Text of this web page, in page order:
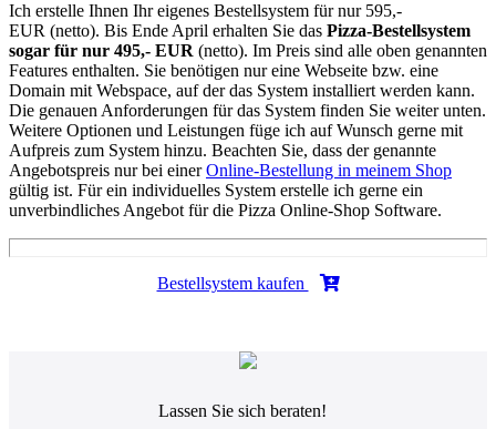
Ich erstelle Ihnen Ihr eigenes Bestellsystem für nur 595,-
EUR (netto). Bis Ende April erhalten Sie das Pizza-Bestellsystem
sogar für nur 495,- EUR (netto). Im Preis sind alle oben genannten
Features enthalten. Sie benötigen nur eine Webseite bzw. eine
Domain mit Webspace, auf der das System installiert werden kann.
Die genauen Anforderungen für das System finden Sie weiter unten.
Weitere Optionen und Leistungen füge ich auf Wunsch gerne mit
Aufpreis zum System hinzu. Beachten Sie, dass der genannte
Angebotspreis nur bei einerOnline-Bestellung in meinem Shop
gültig ist. Für ein individuelles System erstelle ich gerne ein
unverbindliches Angebot für die Pizza Online-Shop Software.
Bestellsystem kaufen
Lassen Sie sich beraten!